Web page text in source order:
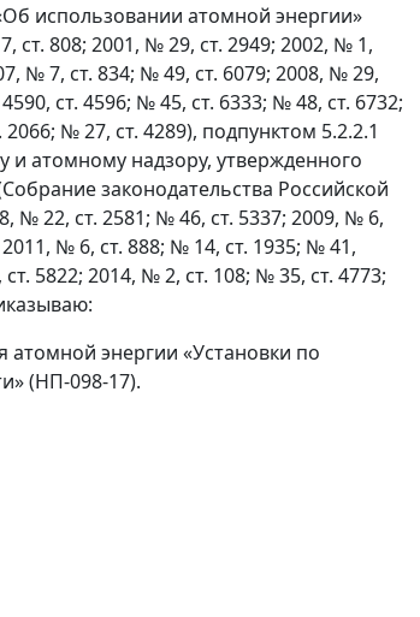
использовании атомной энергии»
ст. 808; 2001, № 29, ст. 2949; 2002, № 1,
№ 7, ст. 834; № 49, ст. 6079; 2008, № 29,
ст. 4596; № 45, ст. 6333; № 48, ст. 6732;
№ 27, ст. 4289), подпунктом 5.2.2.1
и атомному надзору, утвержденного
законодательства Российской
№ 22, ст. 2581; № 46, ст. 5337; 2009, № 6,
№ 6, ст. 888; № 14, ст. 1935; № 41,
5822; 2014, № 2, ст. 108; № 35, ст. 4773;
атомной энергии «Установки по
(НП-098-17).